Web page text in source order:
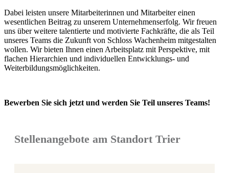
Dabei leisten unsere Mitarbeiterinnen und Mitarbeiter einen
wesentlichen Beitrag zu unserem Unternehmenserfolg. Wir freuen
uns über weitere talentierte und motivierte Fachkräfte, die als Teil
unseres Teams die Zukunft von Schloss Wachenheim mitgestalten
wollen. Wir bieten Ihnen einen Arbeitsplatz mit Perspektive, mit
flachen Hierarchien und individuellen Entwicklungs- und
Weiterbildungsmöglichkeiten.
Bewerben Sie sich jetzt und werden Sie Teil unseres Teams!
Stellenangebote am Standort Trier